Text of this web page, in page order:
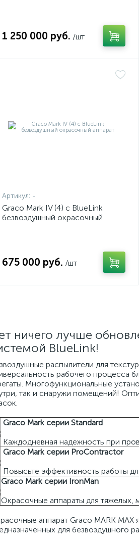
1 250 000 руб. /шт
Артикул: -
Graco Mark IV (4) с BlueLink
безвоздушный окрасочный
675 000 руб. /шт
ничего лучше
BlueLink!
распылители для
рабочего процесса
Многофункциональные
так и снаружи помещений!
Graco Mark серии Standard
Каждодневная надежность при
Graco Mark серии ProContractor
Повысьте эффективность работы
Graco Mark серии IronMan
Окрасочные аппараты для
аппарат Graco MARK
для безвоздушного